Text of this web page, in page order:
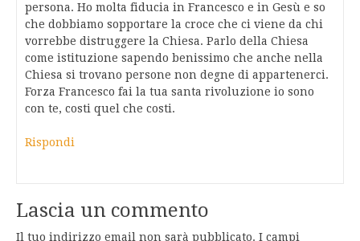
persona. Ho molta fiducia in Francesco e in Gesù e so
che dobbiamo sopportare la croce che ci viene da chi
vorrebbe distruggere la Chiesa. Parlo della Chiesa
come istituzione sapendo benissimo che anche nella
Chiesa si trovano persone non degne di appartenerci.
Forza Francesco fai la tua santa rivoluzione io sono
con te, costi quel che costi.
Rispondi
Lascia un commento
Il tuo indirizzo email non sarà pubblicato. I campi